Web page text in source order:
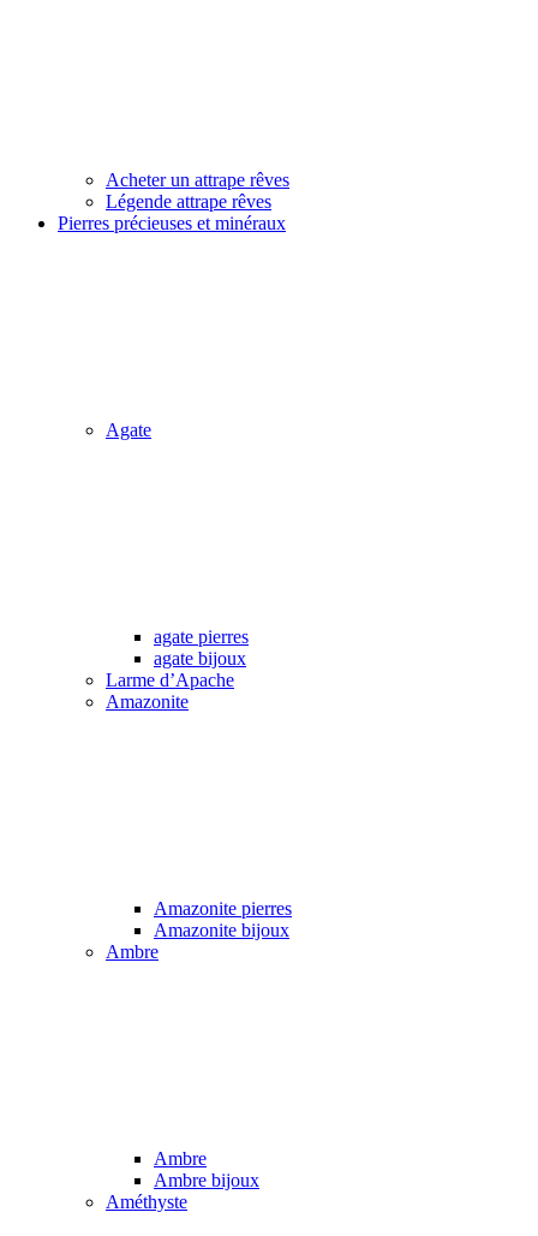
Acheter un attrape rêves
Légende attrape rêves
Pierres précieuses et minéraux
Agate
agate pierres
agate bijoux
Larme d’Apache
Amazonite
Amazonite pierres
Amazonite bijoux
Ambre
Ambre
Ambre bijoux
Améthyste